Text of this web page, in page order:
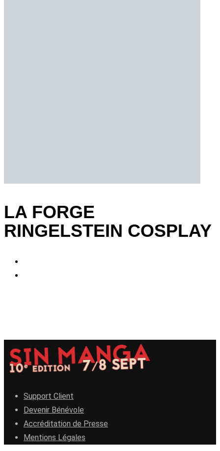
LA FORGE
RINGELSTEIN COSPLAY
Support Client
Devenir Bénévole
Accréditation de Presse
Mentions Légales